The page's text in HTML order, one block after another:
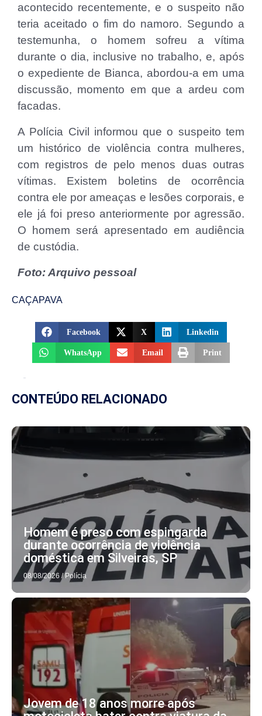
acontecido recentemente, e o suspeito não
teria aceitado o fim do namoro. Segundo a
testemunha, o homem sofreu a vítima
durante o dia, inclusive no trabalho, e, após
o expediente de Bianca, abordou-a em uma
discussão, momento em que a ardeu com
facadas.
A Polícia Civil informou que o suspeito tem
um histórico de violência contra mulheres,
com registros de pelo menos duas outras
vítimas. Existem boletins de ocorrência
contra ele por ameaças e lesões corporais, e
ele já foi preso anteriormente por agressão.
O homem será apresentado em audiência
de custódia.
Foto: Arquivo pessoal
CAÇAPAVA
Facebook X Linkedin
WhatsApp Email Print
CONTEÚDO RELACIONADO
Homem é preso com espingarda
durante ocorrência de violência
doméstica em Silveiras, SP
08/08/2026 / Polícia
Jovem de 18 anos morre após